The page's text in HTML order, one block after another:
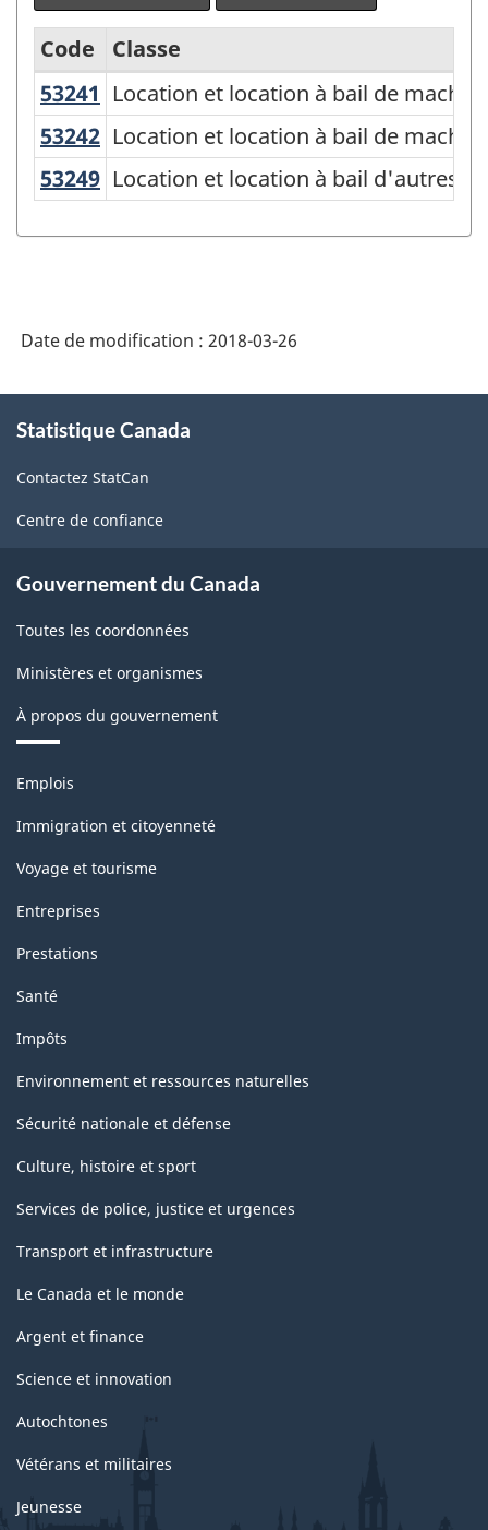
Système
de
classification
des
industries
du
Nord
(SCIAN)
-
Structure
la
classification
Code
Classe
53241 Location et location à bail de
Location et location à bail de
53242 Location et location à bail de
Location et location à bail de
53249 Location et location à bail
Location et location à bail d'autres
Date de modification : 2018-03-26
propos
ce
site
Statistique Canada
Contactez StatCan
Centre de confiance
Gouvernement du Canada
Toutes les coordonnées
Ministères et organismes
À propos du gouvernement
Thèmes
sujets
Emplois
Immigration et citoyenneté
Voyage et tourisme
Entreprises
Prestations
Santé
Impôts
Environnement et ressources naturelles
Sécurité nationale et défense
Culture, histoire et sport
Services de police, justice et urgences
Transport et infrastructure
Le Canada et le monde
Argent et finance
Science et innovation
Autochtones
Vétérans et militaires
Jeunesse